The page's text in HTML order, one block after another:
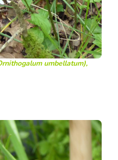
umbellatum),